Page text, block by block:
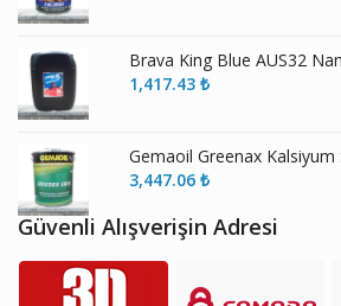
Brava King Blue AUS32
1,417.43 ₺
3,447.06 ₺
Güvenli Alışverişin Adresi